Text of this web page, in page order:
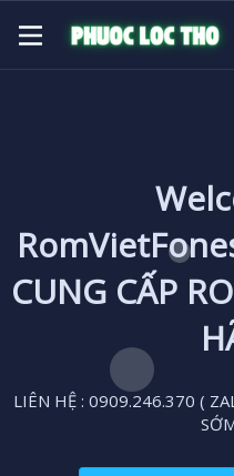
CUNG CẤP
LIÊN HỆ : 0909.246.370 (